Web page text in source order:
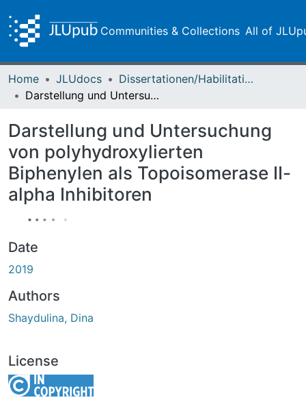
Communities & Collections All of
Home JLUdocs
Dissertationen/Habilitationen
Darstellung und Untersuchung von polyhydroxylierten Biphenylen als Topoisomerase II-alpha Inhibitoren
Darstellung und Untersuchung
von polyhydroxylierten
Biphenylen als Topoisomerase II-
alpha Inhibitoren
Date
2019
Authors
Shaydulina, Dina
License